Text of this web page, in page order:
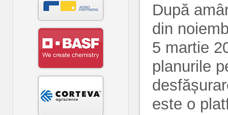
După
din
5 martie
planurile
este o